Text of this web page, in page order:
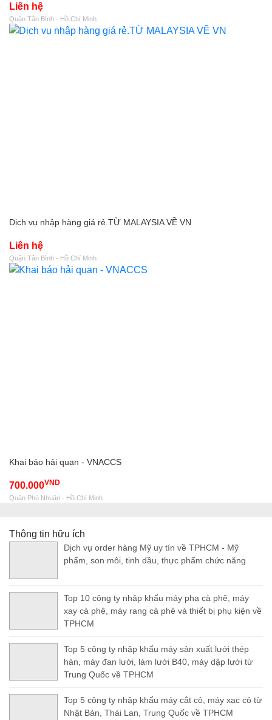
Liên hệ
Quận Tân Bình - Hồ Chí Minh
Dịch vụ nhập hàng giá rẻ.TỪ MALAYSIA VỀ VN
Liên hệ
Quận Tân Bình - Hồ Chí Minh
Khai báo hải quan - VNACCS
700.000VND
Quận Phú Nhuận - Hồ Chí Minh
Thông tin hữu ích
Dịch vụ order hàng Mỹ uy tín về TPHCM - Mỹ
phẩm, son môi, tinh dầu, thực phẩm chức năng
Top 10 công ty nhập khẩu máy pha cà phê, máy
xay cà phê, máy rang cà phê và thiết bị phụ kiện về
TPHCM
Top 5 công ty nhập khẩu máy sản xuất lưới thép
hàn, máy đan lưới, làm lưới B40, máy dập lưới từ
Trung Quốc về TPHCM
Top 5 công ty nhập khẩu máy cắt cỏ, máy xạc cỏ từ
Nhật Bản, Thái Lan, Trung Quốc về TPHCM